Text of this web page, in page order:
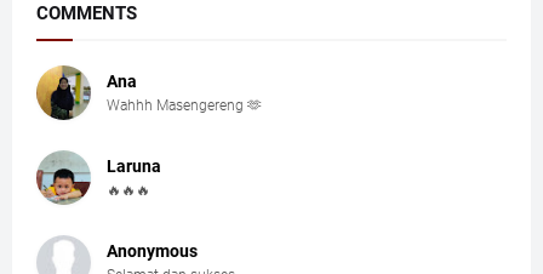
COMMENTS
Ana
Wahhh Masengereng 🫶
Laruna
🔥🔥🔥
Anonymous